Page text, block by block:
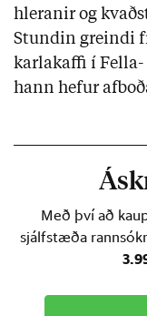
hleranir og
Stundin greindi
karlakaffi í Fella-
hann hefur
Með því að
sjálfstæða